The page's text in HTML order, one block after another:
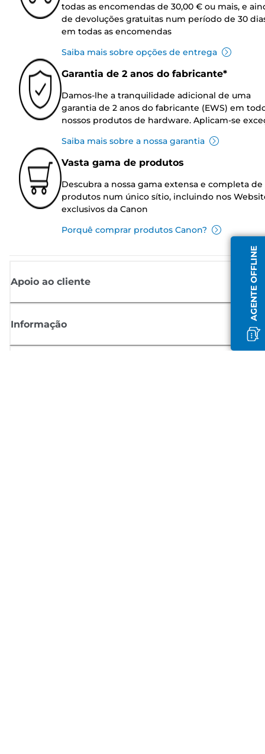
AGENTE OFFLINE
todas as encomendas de 30,00 € ou mais, e
de devoluções gratuitas num período de 30
em todas as encomendas
Saiba mais sobre opções de entrega
Garantia de 2 anos do fabricante*
Damos-lhe a tranquilidade adicional de uma
garantia de 2 anos do fabricante (EWS) em
nossos produtos de hardware. Aplicam-se
Saiba mais sobre a nossa garantia
Vasta gama de produtos
Descubra a nossa gama extensa e completa de
produtos num único sítio, incluindo nos
exclusivos da Canon
Porquê comprar produtos Canon?
Apoio ao cliente
Informação